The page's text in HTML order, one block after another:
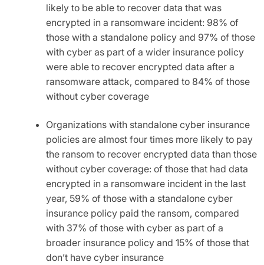
likely to be able to recover data that was
encrypted in a ransomware incident: 98% of
those with a standalone policy and 97% of those
with cyber as part of a wider insurance policy
were able to recover encrypted data after a
ransomware attack, compared to 84% of those
without cyber coverage
Organizations with standalone cyber insurance
policies are almost four times more likely to pay
the ransom to recover encrypted data than those
without cyber coverage: of those that had data
encrypted in a ransomware incident in the last
year, 59% of those with a standalone cyber
insurance policy paid the ransom, compared
with 37% of those with cyber as part of a
broader insurance policy and 15% of those that
don’t have cyber insurance